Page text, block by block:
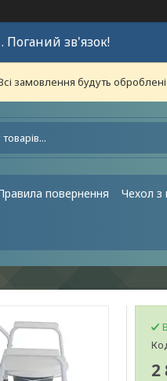
Поганий зв'язок!
замовлення будуть
повернення Чехол
2